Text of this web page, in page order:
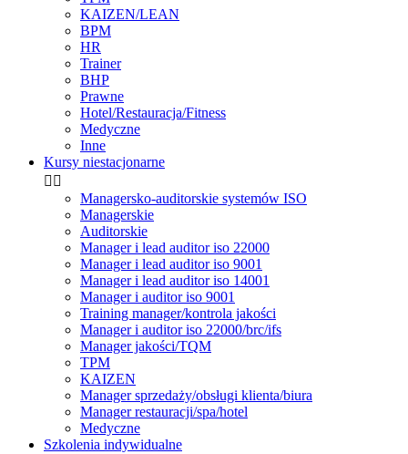
KAIZEN/LEAN
BPM
HR
Trainer
BHP
Prawne
Hotel/Restauracja/Fitness
Medyczne
Inne
Kursy niestacjonarne
 
Managersko-auditorskie systemów ISO
Managerskie
Auditorskie
Manager i lead auditor iso 22000
Manager i lead auditor iso 9001
Manager i lead auditor iso 14001
Manager i auditor iso 9001
Training manager/kontrola jakości
Manager i auditor iso 22000/brc/ifs
Manager jakości/TQM
TPM
KAIZEN
Manager sprzedaży/obsługi klienta/biura
Manager restauracji/spa/hotel
Medyczne
Szkolenia indywidualne